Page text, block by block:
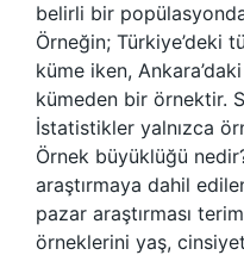
belirli bir
Örneğin; Türkiye’deki
küme iken,
kümeden bir örnektir.
İstatistikler yalnızca
Örnek büyüklüğü
araştırmaya dahil
pazar araştırması
örneklerini yaş,